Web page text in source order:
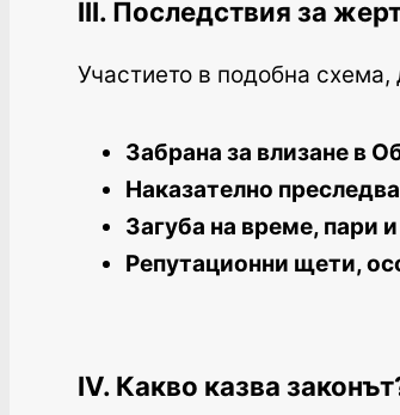
III. Последствия за
Участието в подобна
Забрана за влизане в
Наказателно
Загуба на време, пари
Репутационни щети,
IV. Какво казва